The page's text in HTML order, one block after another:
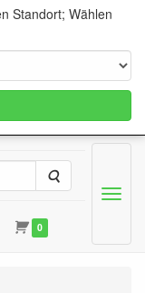
Suche
0
Menu
Standort; Wählen